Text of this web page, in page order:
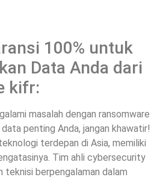
100% untuk
Data Anda dari
kifr:
masalah dengan ransomware
penting Anda, jangan khawatir!
terdepan di Asia, memiliki
Tim ahli cybersecurity
teknisi berpengalaman dalam